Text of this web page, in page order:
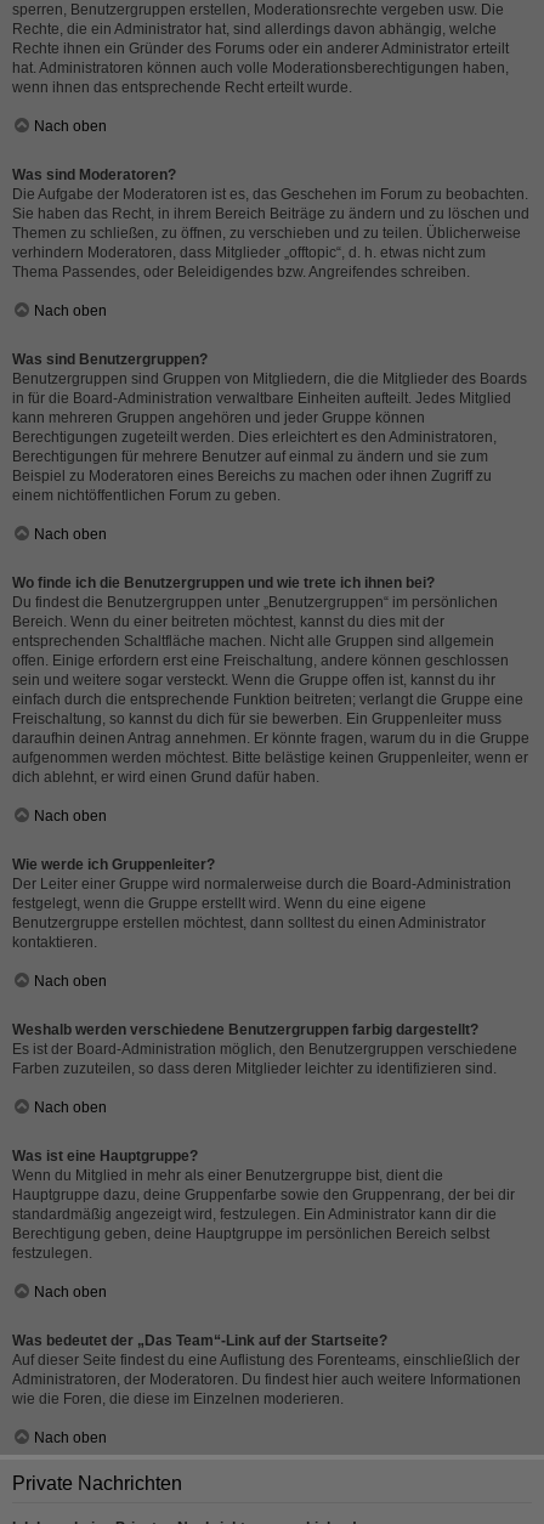
sperren, Benutzergruppen erstellen, Moderationsrechte vergeben usw. Die
Rechte, die ein Administrator hat, sind allerdings davon abhängig, welche
Rechte ihnen ein Gründer des Forums oder ein anderer Administrator erteilt
hat. Administratoren können auch volle Moderationsberechtigungen haben,
wenn ihnen das entsprechende Recht erteilt wurde.
Nach oben
Was sind Moderatoren?
Die Aufgabe der Moderatoren ist es, das Geschehen im Forum zu beobachten.
Sie haben das Recht, in ihrem Bereich Beiträge zu ändern und zu löschen und
Themen zu schließen, zu öffnen, zu verschieben und zu teilen. Üblicherweise
verhindern Moderatoren, dass Mitglieder „offtopic“, d. h. etwas nicht zum
Thema Passendes, oder Beleidigendes bzw. Angreifendes schreiben.
Nach oben
Was sind Benutzergruppen?
Benutzergruppen sind Gruppen von Mitgliedern, die die Mitglieder des Boards
in für die Board-Administration verwaltbare Einheiten aufteilt. Jedes Mitglied
kann mehreren Gruppen angehören und jeder Gruppe können
Berechtigungen zugeteilt werden. Dies erleichtert es den Administratoren,
Berechtigungen für mehrere Benutzer auf einmal zu ändern und sie zum
Beispiel zu Moderatoren eines Bereichs zu machen oder ihnen Zugriff zu
einem nichtöffentlichen Forum zu geben.
Nach oben
Wo finde ich die Benutzergruppen und wie trete ich ihnen bei?
Du findest die Benutzergruppen unter „Benutzergruppen“ im persönlichen
Bereich. Wenn du einer beitreten möchtest, kannst du dies mit der
entsprechenden Schaltfläche machen. Nicht alle Gruppen sind allgemein
offen. Einige erfordern erst eine Freischaltung, andere können geschlossen
sein und weitere sogar versteckt. Wenn die Gruppe offen ist, kannst du ihr
einfach durch die entsprechende Funktion beitreten; verlangt die Gruppe eine
Freischaltung, so kannst du dich für sie bewerben. Ein Gruppenleiter muss
daraufhin deinen Antrag annehmen. Er könnte fragen, warum du in die Gruppe
aufgenommen werden möchtest. Bitte belästige keinen Gruppenleiter, wenn er
dich ablehnt, er wird einen Grund dafür haben.
Nach oben
Wie werde ich Gruppenleiter?
Der Leiter einer Gruppe wird normalerweise durch die Board-Administration
festgelegt, wenn die Gruppe erstellt wird. Wenn du eine eigene
Benutzergruppe erstellen möchtest, dann solltest du einen Administrator
kontaktieren.
Nach oben
Weshalb werden verschiedene Benutzergruppen farbig dargestellt?
Es ist der Board-Administration möglich, den Benutzergruppen verschiedene
Farben zuzuteilen, so dass deren Mitglieder leichter zu identifizieren sind.
Nach oben
Was ist eine Hauptgruppe?
Wenn du Mitglied in mehr als einer Benutzergruppe bist, dient die
Hauptgruppe dazu, deine Gruppenfarbe sowie den Gruppenrang, der bei dir
standardmäßig angezeigt wird, festzulegen. Ein Administrator kann dir die
Berechtigung geben, deine Hauptgruppe im persönlichen Bereich selbst
festzulegen.
Nach oben
Was bedeutet der „Das Team“-Link auf der Startseite?
Auf dieser Seite findest du eine Auflistung des Forenteams, einschließlich der
Administratoren, der Moderatoren. Du findest hier auch weitere Informationen
wie die Foren, die diese im Einzelnen moderieren.
Nach oben
Private Nachrichten